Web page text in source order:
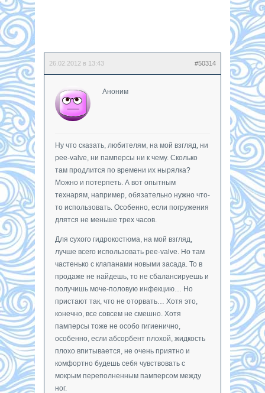
26.02.2012 в 13:43 #50314
Аноним
Ну что сказать, любителям, на мой взгляд, ни
pee-valve, ни памперсы ни к чему. Сколько
там продлится по времени их нырялка?
Можно и потерпеть. А вот опытным
технарям, например, обязательно нужно что-
то использовать. Особенно, если погружения
длятся не меньше трех часов.
Для сухого гидрокостюма, на мой взгляд,
лучше всего использовать pee-valve. Но там
частенько с клапанами новыми засада. То в
продаже не найдешь, то не сбалансируешь и
получишь моче-половую инфекцию… Но
пристают так, что не оторвать… Хотя это,
конечно, все совсем не смешно. Хотя
памперсы тоже не особо гигиенично,
особенно, если абсорбент плохой, жидкость
плохо впитывается, не очень приятно и
комфортно будешь себя чувствовать с
мокрым переполненным памперсом между
ног.